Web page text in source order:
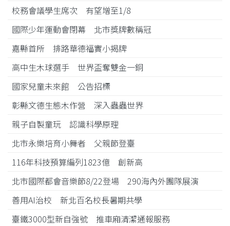
校務會議學生席次 有望增至1/8
國際少年運動會閉幕 北市獎牌數稱冠
嘉縣首所 排路華德福實小揭牌
高中生木球選手 世界盃奪雙金一銅
國家兒童未來館 公告招標
彰縣文德生態木作營 深入蟲蟲世界
親子自製童玩 認識科學原理
北市永樂培育小舞者 父親節登臺
116年科技預算編列1823億 創新高
北市國際都會音樂節8/22登場 290海內外團隊展演
善用AI治校 新北百名校長暑期共學
臺鐵3000型新自強號 推車廂清潔通報服務